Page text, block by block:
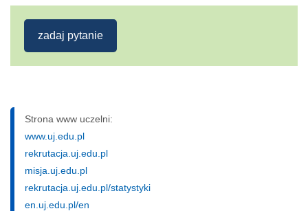
zadaj pytanie
Strona www uczelni:
www.uj.edu.pl
rekrutacja.uj.edu.pl
misja.uj.edu.pl
rekrutacja.uj.edu.pl/statystyki
en.uj.edu.pl/en